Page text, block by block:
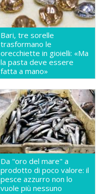
Bari, tre sorelle
trasformano le
orecchiette in gioielli: «Ma
la pasta deve essere
fatta a mano»
Da "oro del mare" a
prodotto di poco valore: il
pesce azzurro non lo
vuole più nessuno